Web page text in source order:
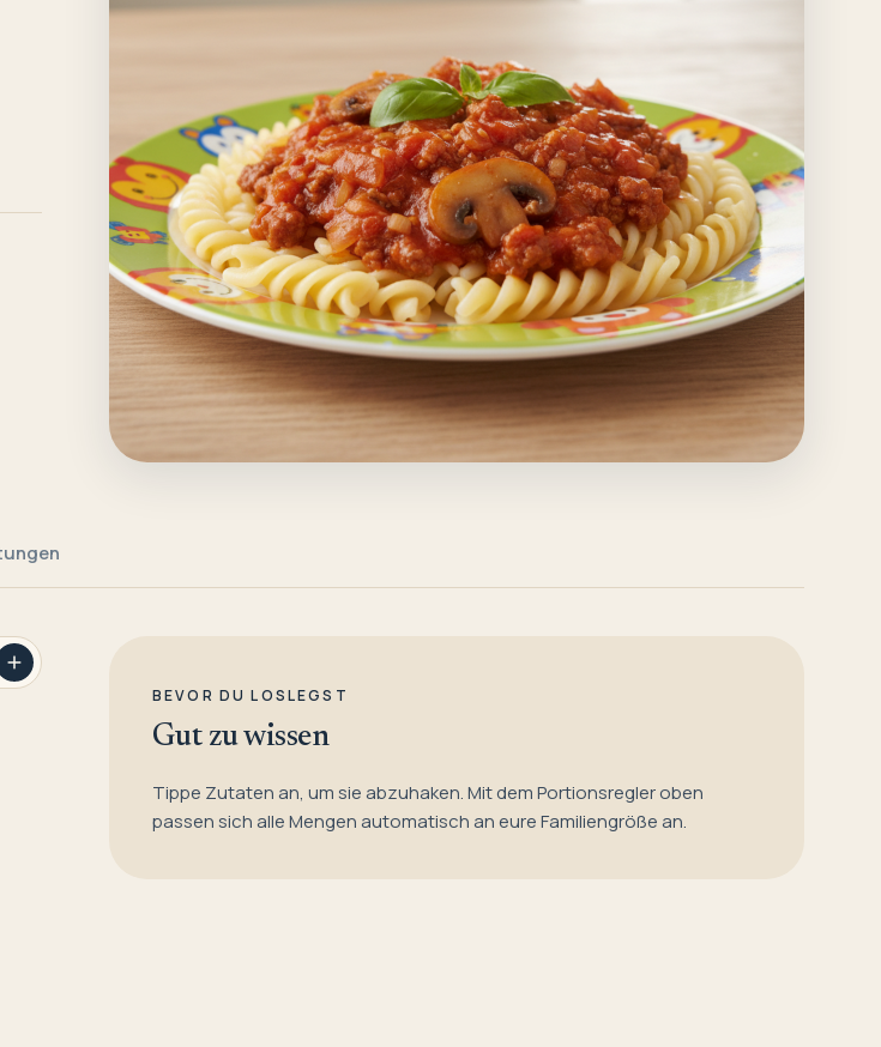
BEVOR DU LOSLEGST
Gut zu wissen
Tippe Zutaten an, um sie abzuhaken. Mit dem Portionsregler oben
passen sich alle Mengen automatisch an eure Familiengröße an.